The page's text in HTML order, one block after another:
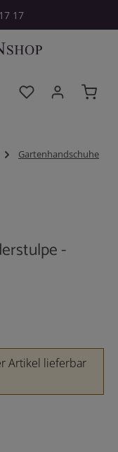
17
Du hast 0
Gartenhandschuhe
-
Artikel lieferbar